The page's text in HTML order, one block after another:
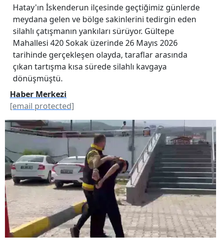
Hatay'ın İskenderun ilçesinde geçtiğimiz günlerde
meydana gelen ve bölge sakinlerini tedirgin eden
silahlı çatışmanın yankıları sürüyor. Gültepe
Mahallesi 420 Sokak üzerinde 26 Mayıs 2026
tarihinde gerçekleşen olayda, taraflar arasında
çıkan tartışma kısa sürede silahlı kavgaya
dönüşmüştü.
Haber Merkezi
[email protected]